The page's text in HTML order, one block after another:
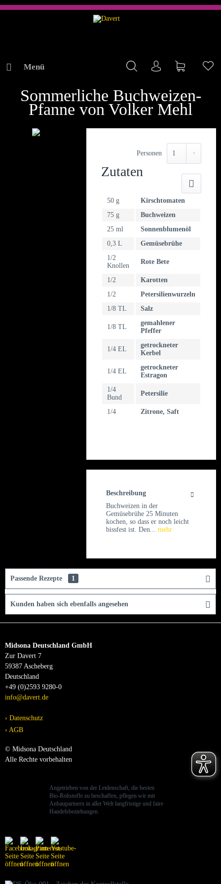
Menü Mein KontoWarenkorb
REZEPTE
Sommerliche Buchweizen-
Pfanne von Volker Mehl
Personen
Zutaten
50 g
Kirschtomaten
75 g
Buchweizen
25 ml
Sonnenblumenöl
0,3 L
Gemüsebrühe
1/2
Knollen
Rote Bete
1/2
Karotten
1/2
Petersilienwurzeln
1/8 TL
Salz
1/8 TL
gemahlener
Pfeffer
1/4 EL
getrockneter
Kerbel
1/4 EL
getrockneter
Estragon
1/4
Bund
Petersilie
1/4 Zitrone, Saft
Beschreibung
Buchweizen in der
Gemüsebrühe 25 Minuten
kochen, so dass er noch leicht
bissfest ist. Den... mehr
Passende Rezepte 1
Kunden haben sich ebenfalls angesehen
Midsona Deutschland GmbH
Zur Davert 7
59387 Ascheberg
Deutschland
+49 (0)2593 9280-0
info@davert.de
Datenschutz
AGB
© Midsona Deutschland
Alle Rechte vorbehalten
Angetrieben von der Leidenschaft, die besten
Bio-Rohstoffe zu beschaffen, pflegen wir mit
Anbaupartnern in aller Welt langfristige und faire
Handelsbeziehungen.